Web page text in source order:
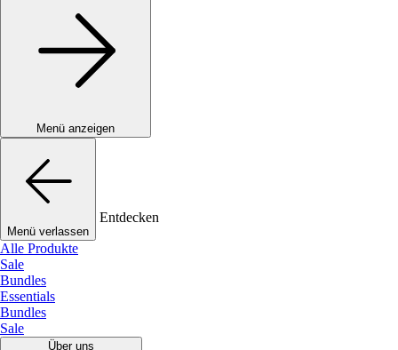
Menü anzeigen
Menü verlassen
Entdecken
Alle Produkte
Sale
Bundles
Essentials
Bundles
Sale
Über uns